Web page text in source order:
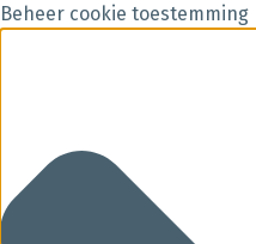
Beheer cookie toestemming